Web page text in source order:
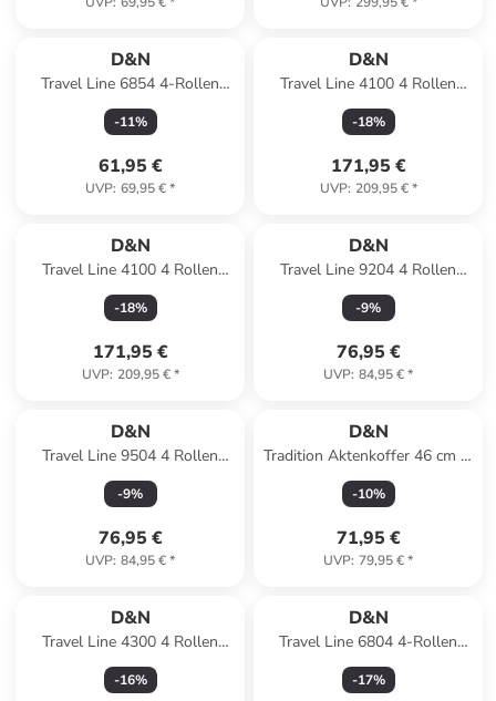
D&N
Travel Line 6854 4-Rollen
Kabinentrolley 55 cm in
bordeaux
-11%
61,95 €
UVP: 69,95 €*
D&N
Travel Line 4100 4 Rollen
Kofferset 3-teilig in lime green
-18%
171,95 €
UVP: 209,95 €*
D&N
Travel Line 4100 4 Rollen
Kofferset 3-teilig in black
-18%
171,95 €
UVP: 209,95 €*
D&N
Travel Line 9204 4 Rollen
Kabinentrolley 55 cm in blau
-9%
76,95 €
UVP: 84,95 €*
D&N
Travel Line 9504 4 Rollen
Kabinentrolley S 55 cm in
dark red
-9%
76,95 €
UVP: 84,95 €*
D&N
Tradition Aktenkoffer 46 cm in
schwarz
-10%
71,95 €
UVP: 79,95 €*
D&N
Travel Line 4300 4 Rollen
Kofferset 3-teilig in schwarz
-16%
D&N
Travel Line 6804 4-Rollen
Kofferset 3tlg. in bordeaux
-17%